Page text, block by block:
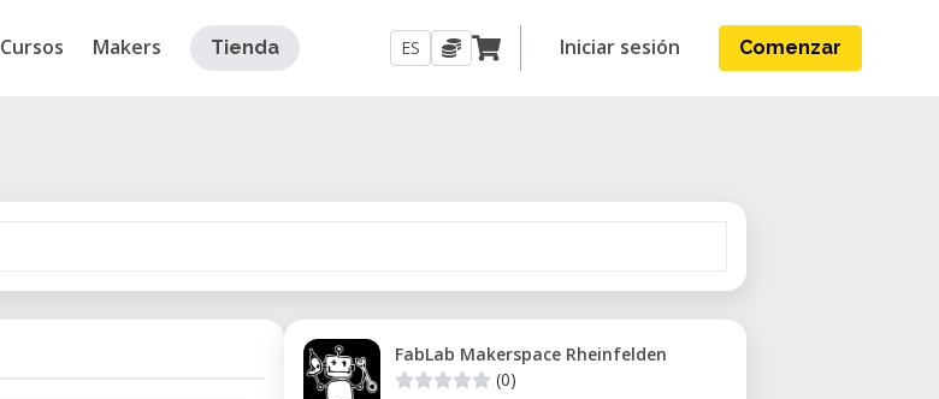
Cursos Makers Tienda ES Iniciar sesión Comenzar
FabLab Makerspace Rheinfelden
(0)